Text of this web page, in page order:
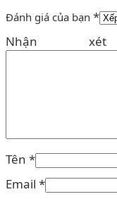
Đánh giá của bạn *
Nhận
Tên *
Email *